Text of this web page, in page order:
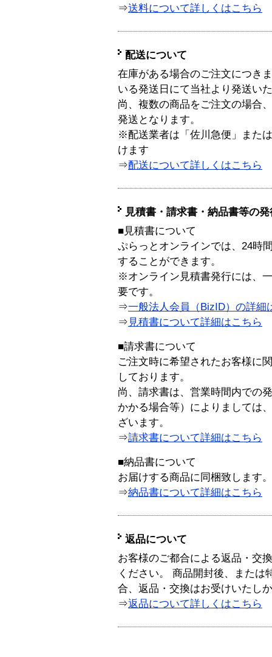
⇒送料について詳しくはこちら
配送について
在庫がある場合のご注文につき
いる発送日にて当社より発送い
尚、複数の商品をご注文の場合
発送となります。
※配送業者は「佐川急便」また
けます
⇒配送について詳しくはこちら
見積書・請求書・納品書等の
■見積書について
ぷらっとオンラインでは、24時
することができます。
※オンライン見積書発行には、
要です。
⇒一般法人会員（BizID）の詳細
⇒ 見積書について詳細はこちら
■請求書について
ご注文時に希望されたお客様に
しております。
尚、請求書は、営業時間内での
かかる場合等）によりましては
ざいます。
⇒請求書について詳細はこちら
■納品書について
お届けする商品に同梱致します。
⇒納品書について詳細はこちら
返品について
お客様のご都合による返品・交
ください。 商品開封後、または
合、返品・交換はお受けいたし
⇒返品について詳しくはこちら